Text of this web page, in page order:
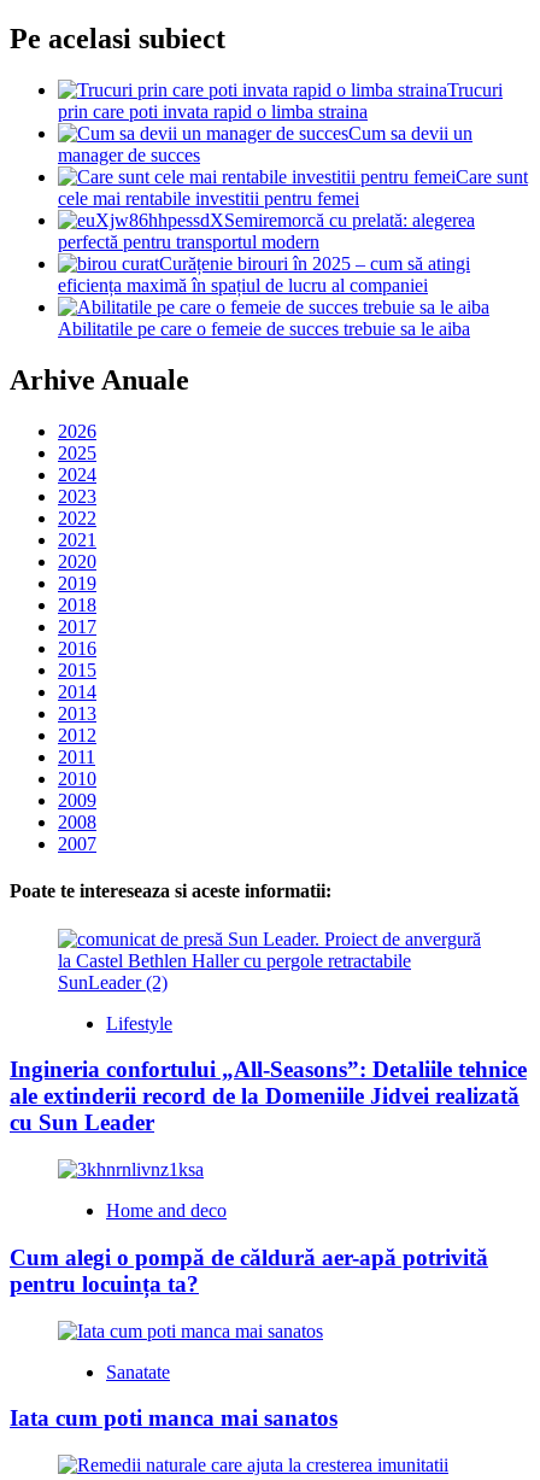
Pe acelasi subiect
Trucuri
prin care poti invata rapid o limba straina
Cum sa devii un
manager de succes
Care sunt
cele mai rentabile investitii pentru femei
Semiremorcă cu prelată: alegerea
perfectă pentru transportul modern
Curățenie birouri în 2025 – cum să atingi
eficiența maximă în spațiul de lucru al companiei
Abilitatile pe care o femeie de succes trebuie sa le aiba
Arhive Anuale
2026
2025
2024
2023
2022
2021
2020
2019
2018
2017
2016
2015
2014
2013
2012
2011
2010
2009
2008
2007
Poate te intereseaza si aceste informatii:
Lifestyle
Ingineria confortului „All-Seasons”: Detaliile tehnice
ale extinderii record de la Domeniile Jidvei realizată
cu Sun Leader
Home and deco
Cum alegi o pompă de căldură aer-apă potrivită
pentru locuința ta?
Sanatate
Iata cum poti manca mai sanatos